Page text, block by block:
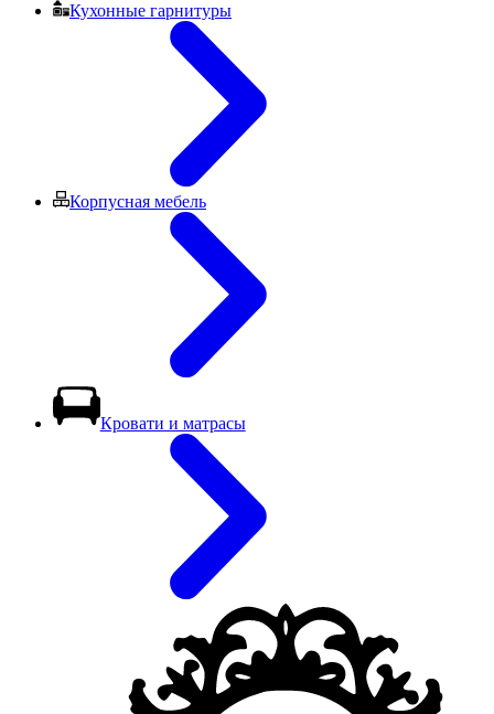
Кухонные гарнитуры
Корпусная мебель
Кровати и матрасы